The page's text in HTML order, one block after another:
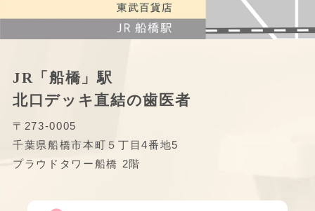
JR「船橋」駅
北口デッキ直結の歯医者
〒273-0005
千葉県船橋市本町５丁目4番地5
プラウドタワー船橋 2階